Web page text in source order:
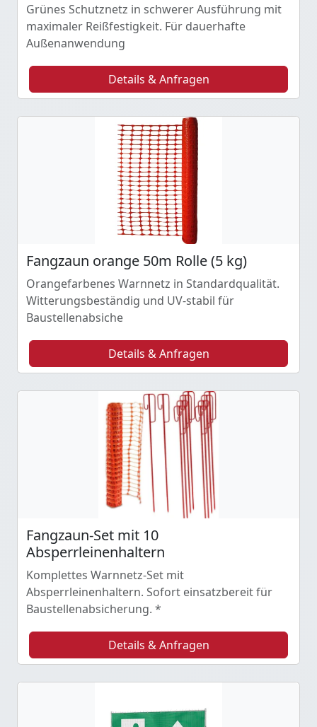
Grünes Schutznetz in schwerer Ausführung mit
maximaler Reißfestigkeit. Für dauerhafte
Außenanwendung
Details & Anfragen
Fangzaun orange 50m Rolle (5 kg)
Orangefarbenes Warnnetz in Standardqualität.
Witterungsbeständig und UV-stabil für
Baustellenabsiche
Details & Anfragen
Fangzaun-Set mit 10
Absperrleinenhaltern
Komplettes Warnnetz-Set mit
Absperrleinenhaltern. Sofort einsatzbereit für
Baustellenabsicherung. *
Details & Anfragen